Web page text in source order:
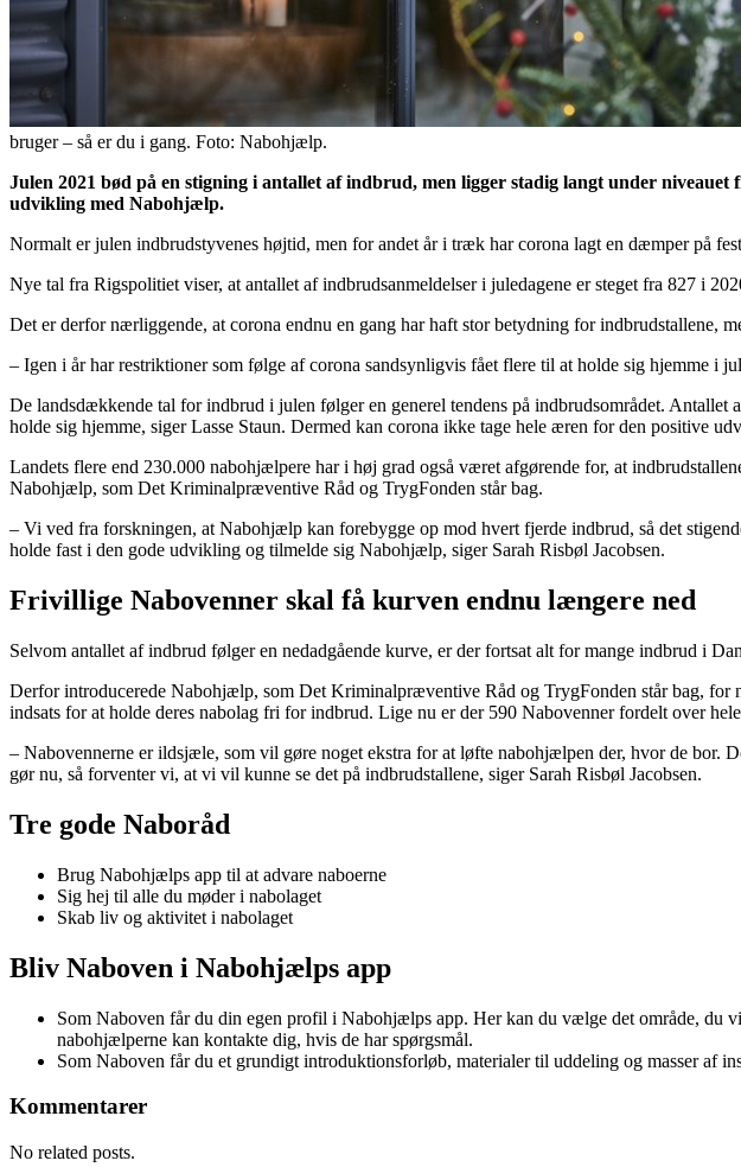
bruger – så er du i gang. Foto: Nabohjælp.
Julen 2021 bød på en stigning i antallet af indbrud, men ligger stadig langt under
udvikling med Nabohjælp.
Normalt er julen indbrudstyvenes højtid, men for andet år i træk har corona lagt en dæmper på
Nye tal fra Rigspolitiet viser, at antallet af indbrudsanmeldelser i juledagene er steget fra 827 i
Det er derfor nærliggende, at corona endnu en gang har haft stor betydning for indbrudstallene,
– Igen i år har restriktioner som følge af corona sandsynligvis fået flere til at holde sig hjemme i
De landsdækkende tal for indbrud i julen følger en generel tendens på indbrudsområdet.
holde sig hjemme, siger Lasse Staun. Dermed kan corona ikke tage hele æren for den positive
Landets flere end 230.000 nabohjælpere har i høj grad også været afgørende for, at
Nabohjælp, som Det Kriminalpræventive Råd og TrygFonden står bag.
– Vi ved fra forskningen, at Nabohjælp kan forebygge op mod hvert fjerde indbrud, så det
holde fast i den gode udvikling og tilmelde sig Nabohjælp, siger Sarah Risbøl Jacobsen.
Frivillige Nabovenner skal få kurven endnu længere ned
Selvom antallet af indbrud følger en nedadgående kurve, er der fortsat alt for mange indbrud i
Derfor introducerede Nabohjælp, som Det Kriminalpræventive Råd og TrygFonden står bag,
indsats for at holde deres nabolag fri for indbrud. Lige nu er der 590 Nabovenner fordelt over
– Nabovennerne er ildsjæle, som vil gøre noget ekstra for at løfte nabohjælpen der, hvor de bor.
gør nu, så forventer vi, at vi vil kunne se det på indbrudstallene, siger Sarah Risbøl Jacobsen.
Tre gode Naboråd
Brug Nabohjælps app til at advare naboerne
Sig hej til alle du møder i nabolaget
Skab liv og aktivitet i nabolaget
Bliv Naboven i Nabohjælps app
Som Naboven får du din egen profil i Nabohjælps app. Her kan du vælge det område,
nabohjælperne kan kontakte dig, hvis de har spørgsmål.
Som Naboven får du et grundigt introduktionsforløb, materialer til uddeling og masser af
Kommentarer
No related posts.